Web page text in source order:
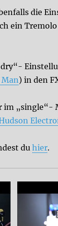
die
ein
Man) in den
im
duhier.